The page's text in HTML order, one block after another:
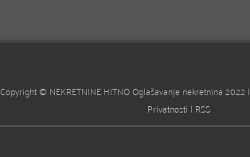
Copyright © NEKRETNINE HITNO Oglašavanje nekretnina 2022 |
Privatnosti | RSS